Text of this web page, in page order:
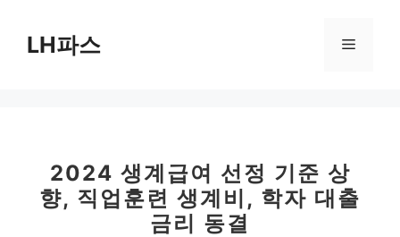
LH파스 메
2024 생계급여 선정 기준 상
향, 직업훈련 생계비, 학자 대출
금리 동결